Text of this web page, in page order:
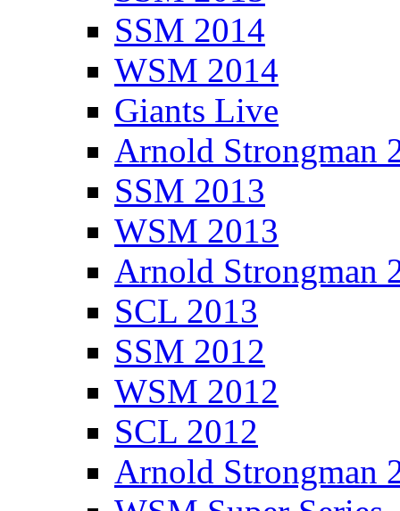
SSM 2014
WSM 2014
Giants Live
Arnold Strongman
SSM 2013
WSM 2013
Arnold Strongman
SCL 2013
SSM 2012
WSM 2012
SCL 2012
Arnold Strongman